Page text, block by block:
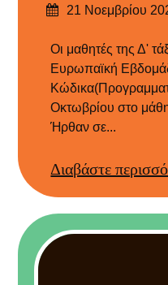
Δημοσιεύτηκε
21 Νοεμβρίου
Οι μαθητές της Δ'
Ευρωπαϊκή
Οκτωβρίου στο
Ήρθαν σε...
Διαβάστε